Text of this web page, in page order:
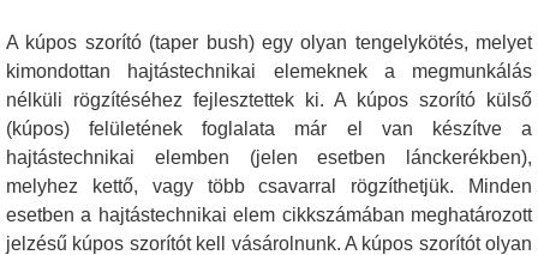
A kúpos szorító (taper bush) egy olyan tengelykötés, melyet
kimondottan hajtástechnikai elemeknek a megmunkálás
nélküli rögzítéséhez fejlesztettek ki. A kúpos szorító külső
(kúpos) felületének foglalata már el van készítve a
hajtástechnikai elemben (jelen esetben lánckerékben),
melyhez kettő, vagy több csavarral rögzíthetjük. Minden
esetben a hajtástechnikai elem cikkszámában meghatározott
jelzésű kúpos szorítót kell vásárolnunk. A kúpos szorítót olyan